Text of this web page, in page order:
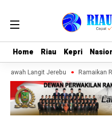
Home Riau Kepri
Home Riau Kepri
Bawah Langit Jerebu Ramaikan